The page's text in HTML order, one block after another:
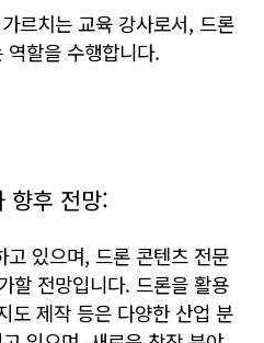
르치는 교육 강사로서, 드론
역할을 수행합니다.
향후 전망:
고 있으며, 드론 콘텐츠 전문
할 전망입니다. 드론을 활용
도 제작 등은 다양한 산업 분